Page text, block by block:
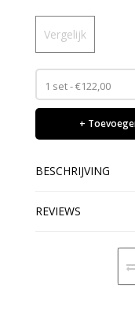
Vergelijk
1 set - €122,00
+
BESCHRIJVING
REVIEWS